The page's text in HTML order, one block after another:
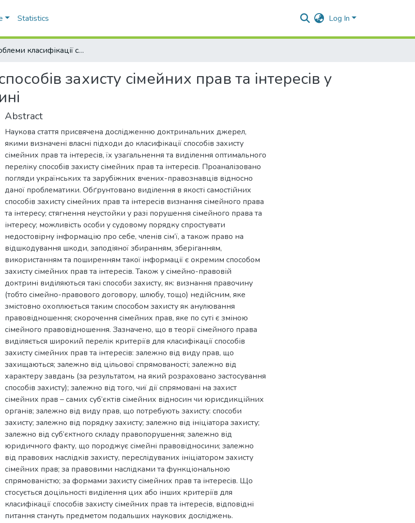
Statistics Log In
Проблеми класифікації способів захисту сімейних прав та інтересів у сімейно-правовій доктрині
захисту сімейних прав та інтересів у
Abstract
Наукова стаття присвячена дослідженню доктринальних джерел,
якими визначені власні підходи до класифікації способів захисту
сімейних прав та інтересів, їх узагальнення та виділення оптимального
переліку способів захисту сімейних прав та інтересів. Проаналізовано
погляди українських та зарубіжних вчених-правознавців відносно
даної проблематики. Обґрунтовано виділення в якості самостійних
способів захисту сімейних прав та інтересів визнання сімейного права
та інтересу; стягнення неустойки у разі порушення сімейного права та
інтересу; можливість особи у судовому порядку спростувати
недостовірну інформацію про себе, членів сім’ї, а також право на
відшкодування шкоди, заподіяної збиранням, зберіганням,
використанням та поширенням такої інформації є окремим способом
захисту сімейних прав та інтересів. Також у сімейно-правовій
доктрині виділяються такі способи захисту, як: визнання правочину
(тобто сімейно-правового договору, шлюбу, тощо) недійсним, яке
змістовно охоплюється таким способом захисту як анулювання
правовідношення; скорочення сімейних прав, яке по суті є зміною
сімейного правовідношення. Зазначено, що в теорії сімейного права
виділяється широкий перелік критеріїв для класифікації способів
захисту сімейних прав та інтересів: залежно від виду прав, що
захищаються; залежно від цільової спрямованості; залежно від
характеру завдань (за результатом, на який розраховано застосування
способів захисту); залежно від того, чиї дії спрямовані на захист
сімейних прав – самих суб’єктів сімейних відносин чи юрисдикційних
органів; залежно від виду прав, що потребують захисту: способи
захисту; залежно від порядку захисту; залежно від ініціатора захисту;
залежно від суб’єктного складу правопорушення; залежно від
юридичного факту, що породжує сімейні правовідносини; залежно
від правових наслідків захисту, переслідуваних ініціатором захисту
сімейних прав; за правовими наслідками та функціональною
спрямованістю; за формами захисту сімейних прав та інтересів. Що
стосується доцільності виділення цих або інших критеріїв для
класифікації способів захисту сімейних прав та інтересів, відповідні
питання стануть предметом подальших наукових досліджень.